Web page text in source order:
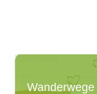
Wanderwege